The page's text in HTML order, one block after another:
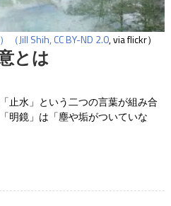
（Jill Shih,CC BY-ND 2.0, via flickr）
とは
止水」という二つの言葉が組み合
明鏡」は「塵や垢がついていな